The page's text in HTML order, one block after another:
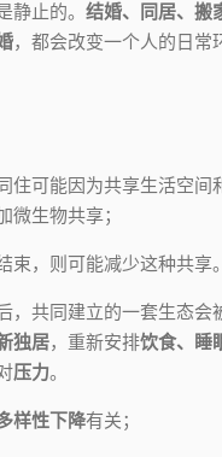
静止的。 结婚、同居、搬
，都会改变一个人的日常
住可能因为共享生活空间
微生物共享；
束，则可能减少这种共享。
，共同建立的一套生态会
独居，重新安排饮食、睡
压力。
样性下降有关；